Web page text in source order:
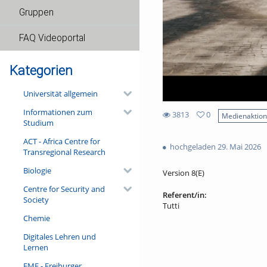
Gruppen
FAQ Videoportal
Kategorien
Universität allgemein
Informationen zum
Studium
ACT - Africa Centre for
Transregional Research
Biologie
Centre for Security and
Society
Chemie
Digitales Lehren und
Lernen
3813
views
0
hochgeladen 29. Mai 2026
Version 8(E)
Referent/in:
Tutti